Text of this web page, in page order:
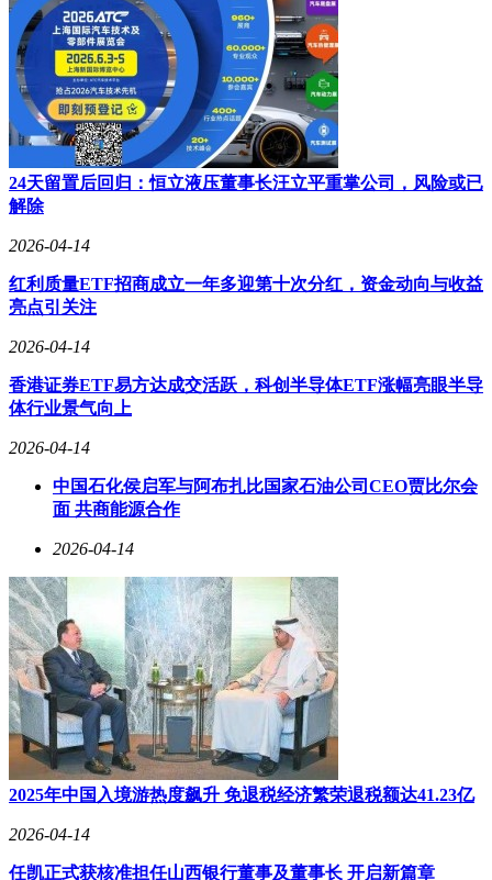
后的画作铺展，让讨饭的孩子参与其中，笑声回荡在破庙之
中。秋收时节，张老栓在乱葬岗发现新坟，坟前插着半截画
笔，心中涌起莫名的哀伤。
李书吏的书房中，最终挂上了一幅工笔花鸟画，孔雀开屏，栩
栩如生。然而，他时常想起苏砚秋的那些画作，以及画师眼中
如流星般短暂而耀眼的光芒。
冬至时分，雪花飘落，张老栓的小孙子在墙上涂鸦，画出爷爷
劳作的模样，线条虽稚嫩，却充满了纯真与爱意。张老栓看着
画中笔直的自己，思绪飘回那个雪天，苏砚秋为他画下的影
成的画，诉说着岁月的温情与坚韧。
24天留置后回归：恒立液压董事长汪立平重掌公司，风险或已
解除
2026-04-14
红利质量ETF招商成立一年多迎第十次分红，资金动向与收益
亮点引关注
2026-04-14
香港证券ETF易方达成交活跃，科创半导体ETF涨幅亮眼半导
体行业景气向上
2026-04-14
中国石化侯启军与阿布扎比国家石油公司CEO贾比尔会
面 共商能源合作
2026-04-14
2025年中国入境游热度飙升 免退税经济繁荣退税额达41.23亿
2026-04-14
任凯正式获核准担任山西银行董事及董事长 开启新篇章